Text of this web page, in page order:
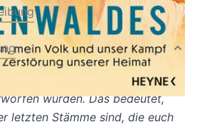
letzten Stämme, die eurer
wurden. Das bedeutet,
letzten Stämme sind, die euch